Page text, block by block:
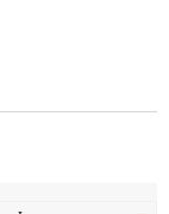
подушкой,